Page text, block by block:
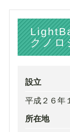
クノロ
設立
平成２６年
所在地